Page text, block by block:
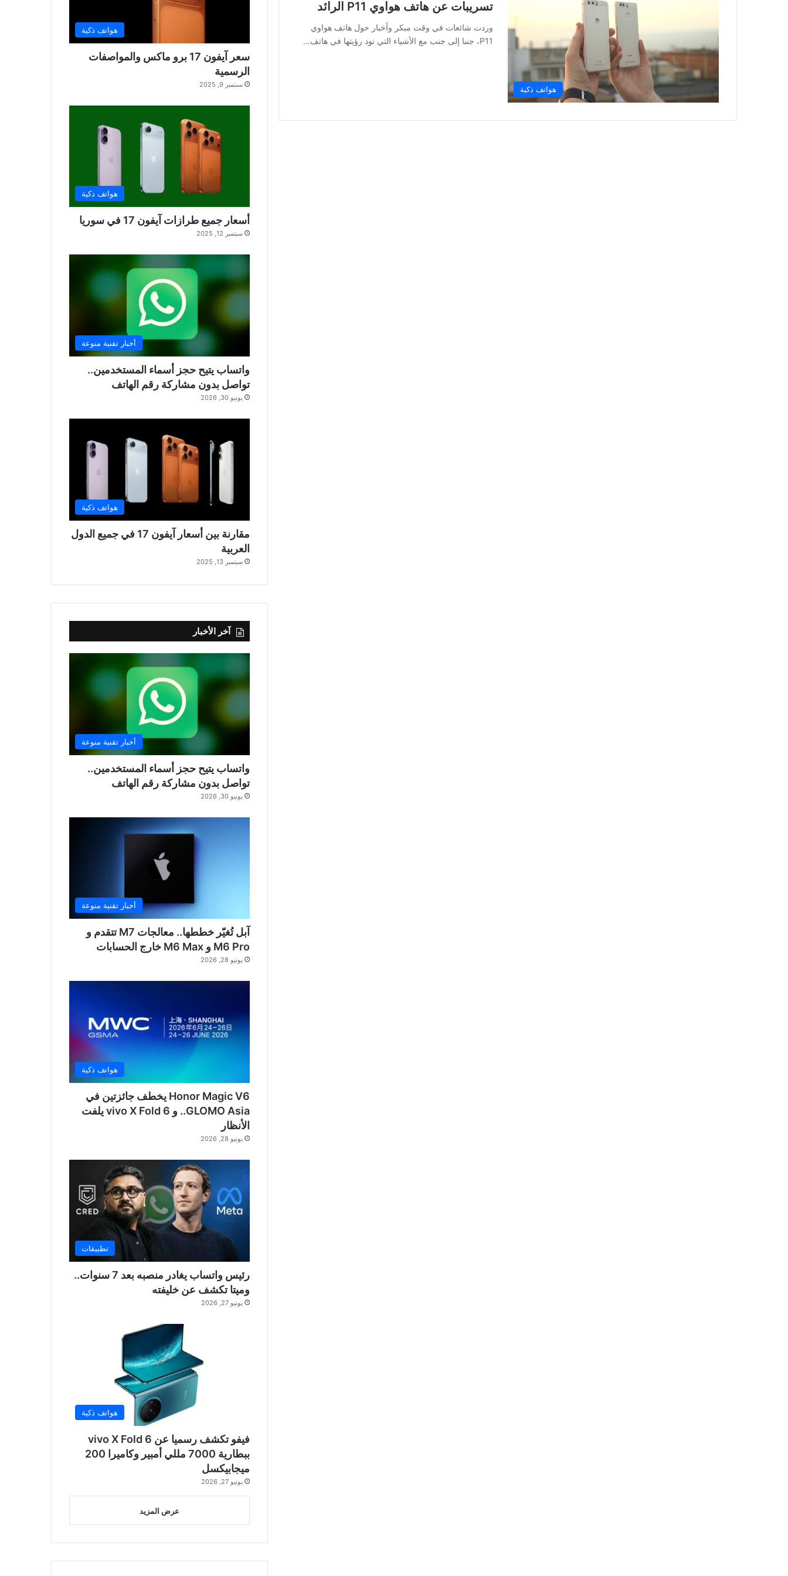
هواتف ذكية
تسريبات عن هاتف هواوي P11 الرائد
وردت شائعات في وقت مبكر وأخبار حول هاتف هواوي
P11، جنبا إلى جنب مع الأشياء التي نود رؤيتها في هاتف…
هواتف ذكية
سعر آيفون 17 برو ماكس والمواصفات
الرسمية
سبتمبر 9, 2025
هواتف ذكية
أسعار جميع طرازات آيفون 17 في سوريا
سبتمبر 12, 2025
أخبار تقنية منوعة
واتساب يتيح حجز أسماء المستخدمين..
تواصل بدون مشاركة رقم الهاتف
يونيو 30, 2026
هواتف ذكية
مقارنة بين أسعار آيفون 17 في جميع الدول
العربية
سبتمبر 13, 2025
آخر الأخبار
أخبار تقنية منوعة
واتساب يتيح حجز أسماء المستخدمين..
تواصل بدون مشاركة رقم الهاتف
يونيو 30, 2026
أخبار تقنية منوعة
آبل تُغيّر خططها.. معالجات M7 تتقدم و
M6 Pro و M6 Max خارج الحسابات
يونيو 28, 2026
هواتف ذكية
Honor Magic V6 يخطف جائزتين في
GLOMO Asia.. و vivo X Fold 6 يلفت
الأنظار
يونيو 28, 2026
تطبيقات
رئيس واتساب يغادر منصبه بعد 7 سنوات..
وميتا تكشف عن خليفته
يونيو 27, 2026
هواتف ذكية
فيفو تكشف رسميا عن vivo X Fold 6
ببطارية 7000 مللي أمبير وكاميرا 200
ميجابيكسل
يونيو 27, 2026
عرض المزيد